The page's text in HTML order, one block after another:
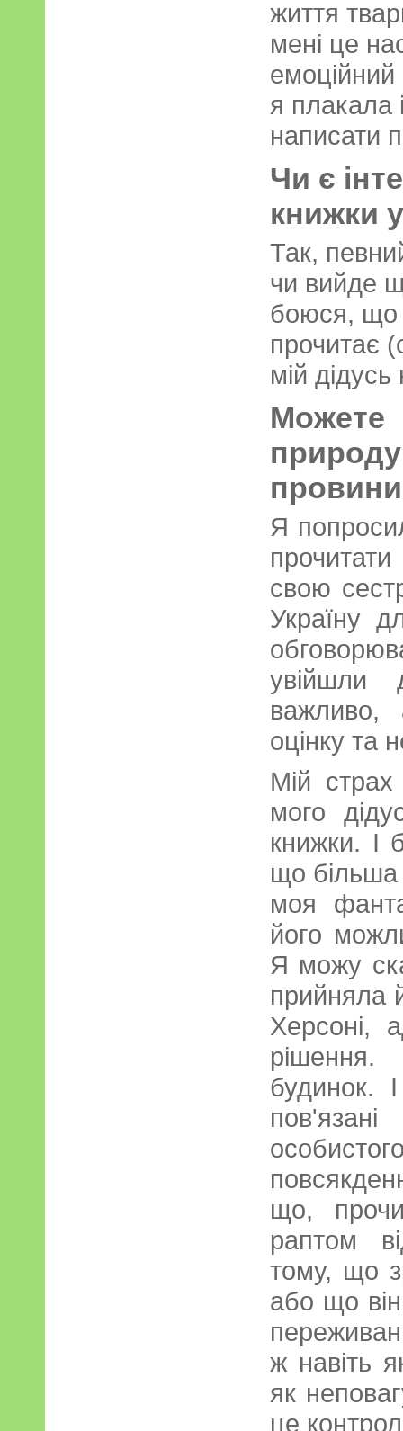
життя
мені це
емоційний
я плакала
написати
Чи є
книжки
Так,
чи вийде
боюся, що
прочитає
мій
Я
свою
Україну
увійшли
оцінку та
Мій
мого
книжки. І
що більша
моя
його
Я можу
прийняла
Херсоні,
будинок.
що,
раптом
тому, що
або що
ж навіть
як
це